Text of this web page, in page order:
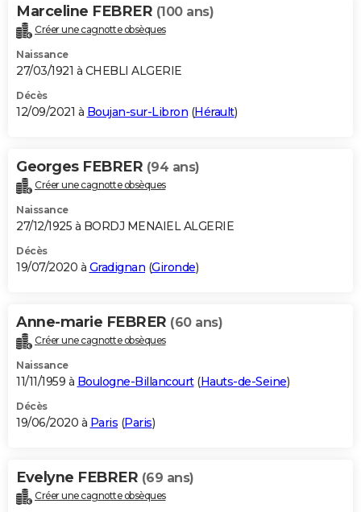
Marceline FEBRER (100 ans)
Créer une cagnotte obsèques
Naissance
27/03/1921 à CHEBLI ALGERIE
Décès
12/09/2021 à Boujan-sur-Libron (Hérault)
Georges FEBRER (94 ans)
Créer une cagnotte obsèques
Naissance
27/12/1925 à BORDJ MENAIEL ALGERIE
Décès
19/07/2020 à Gradignan (Gironde)
Anne-marie FEBRER (60 ans)
Créer une cagnotte obsèques
Naissance
11/11/1959 à Boulogne-Billancourt(Hauts-de-Seine)
Décès
19/06/2020 à Paris (Paris)
Evelyne FEBRER (69 ans)
Créer une cagnotte obsèques